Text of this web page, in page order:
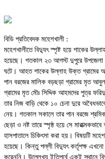
বিডি প্রতিবেদক মহেশখালী :
মহেশখালীতে বিদ্যুৎ স্পৃষ্ট হয়ে শাকের
হয়েছে। গতকাল ২৩ আগস্ট দুপুরে উপজেলা
ঘটে। আহত শাকের উল্লাহ উক্ত গ্রামের
পান বরজের মালিক বড়ছড়া গ্রামের মৃত
গ্রামের মৃত মৌঃ সিদ্দিক আহমদের পুত্র
তার নিজ বাড়ি থেকে ১০ চেনা দুরে
নেয়। গতকাল সকালে তার পান বরজে
ছেড়া ও নষ্ট তারে স্পৃষ্ঠ হয়ে সে
হাসপাতালে চিকিৎসা করা হয়। বিষয়টি
হয়েছে। কিন্তু পল্লী বিদ্যুৎ কর্তৃপক্ষ
করেননি। উল্লেখ্য ইতিপূর্বে একই স্থানে